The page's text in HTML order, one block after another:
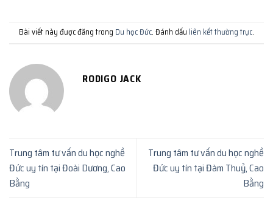
Bài viết này được đăng trong Du học Đức. Đánh dấu liên kết thường trực.
RODIGO JACK
Trung tâm tư vấn du học nghề
Đức uy tín tại Đoài Dương, Cao
Bằng
Trung tâm tư vấn du học nghề
Đức uy tín tại Đàm Thuỷ, Cao
Bằng